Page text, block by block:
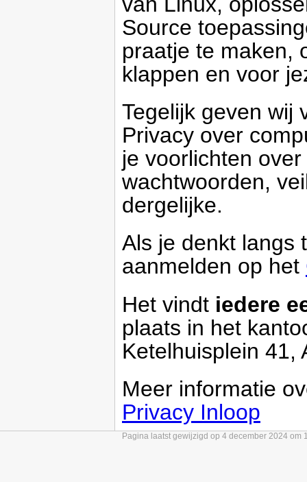
Source
praatje te maken,
klappen en voor
Tegelijk geven wij
Privacy over
je voorlichten
wachtwoorden,
dergelijke.
Als je denkt langs
aanmelden op het
Het vindt iedere
plaats in het
Ketelhuisplein 41,
Meer informatie
Privacy Inloop
Pagina laatst gewijzigd op 4 december 2024 om